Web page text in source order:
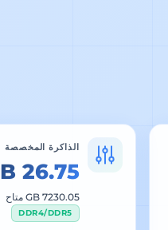
الذاكرة المخصصة
26.75 TB
7230.05 GB متاح
DDR4/DDR5